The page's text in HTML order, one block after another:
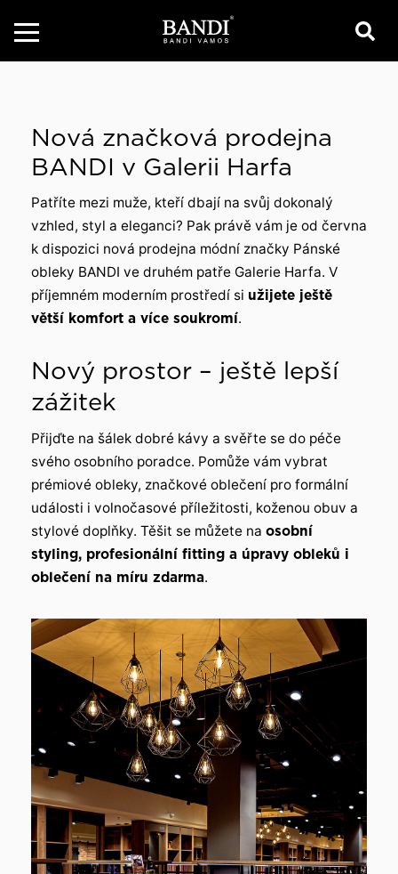
Nová značková prodejna
BANDI v Galerii Harfa
Patříte mezi muže, kteří dbají na svůj dokonalý
vzhled, styl a eleganci? Pak právě vám je od června
k dispozici nová prodejna módní značky Pánské
obleky BANDI ve druhém patře Galerie Harfa. V
příjemném moderním prostředí si užijete ještě
větší komfort a více soukromí.
Nový prostor – ještě lepší
zážitek
Přijďte na šálek dobré kávy a svěřte se do péče
svého osobního poradce. Pomůže vám vybrat
prémiové obleky, značkové oblečení pro formální
události i volnočasové příležitosti, koženou obuv a
stylové doplňky. Těšit se můžete na osobní
styling, profesionální fitting a úpravy obleků i
oblečení na míru zdarma.